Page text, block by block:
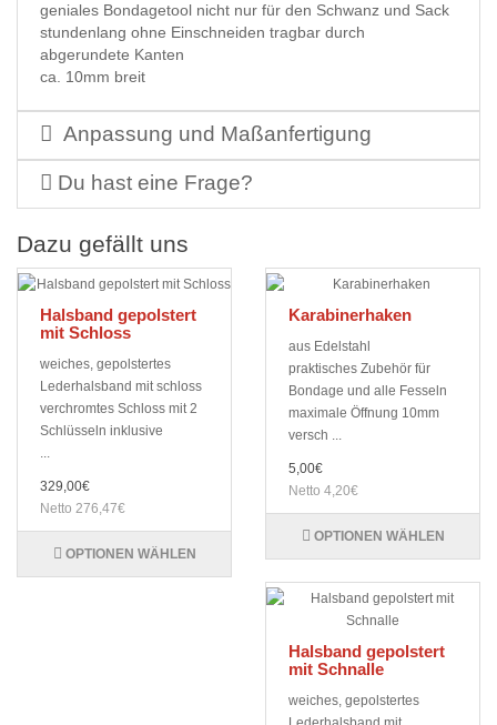
geniales Bondagetool nicht nur für den Schwanz und Sack
stundenlang ohne Einschneiden tragbar durch
abgerundete Kanten
ca. 10mm breit
Anpassung und Maßanfertigung
Du hast eine Frage?
Dazu gefällt uns
Halsband gepolstert
mit Schloss
weiches, gepolstertes
Lederhalsband mit schloss
verchromtes Schloss mit 2
Schlüsseln inklusive
...
329,00€
Netto 276,47€
OPTIONEN WÄHLEN
Karabinerhaken
aus Edelstahl
praktisches Zubehör für
Bondage und alle Fesseln
maximale Öffnung 10mm
versch ...
5,00€
Netto 4,20€
OPTIONEN WÄHLEN
Halsband gepolstert
mit Schnalle
weiches, gepolstertes